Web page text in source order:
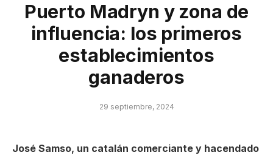
Puerto Madryn y zona de
influencia: los primeros
establecimientos
ganaderos
29 septiembre, 2024
José Samso, un catalán comerciante y hacendado